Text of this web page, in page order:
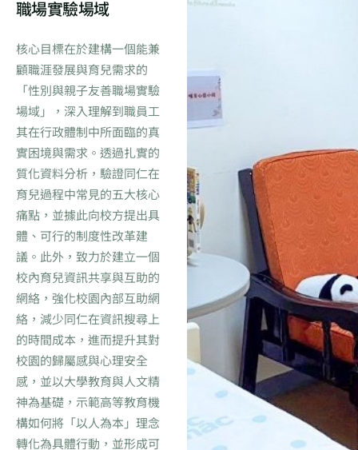
職場實驗場域
核心目標在於建構一個能兼
顧職涯發展與育兒需求的
「性別與親子友善職場實驗
場域」，深入理解到職員工
其在行政體制中所面臨的真
實困境與需求。透過扎實的
質化資料分析，驗證同仁在
育兒過程中常見的五大核心
痛點，並據此向校方提出具
體、可行的制度性改革建
議。此外，致力於建立一個
校內育兒資訊共享與互助的
網絡，強化校園內部互助網
絡，減少同仁在資訊搜尋上
的時間成本，進而提升其對
校園的歸屬感與心理安全
感，並以大學教育與人文精
神為基礎，示範高等教育機
構如何將「以人為本」理念
轉化為具體行動，並形成可